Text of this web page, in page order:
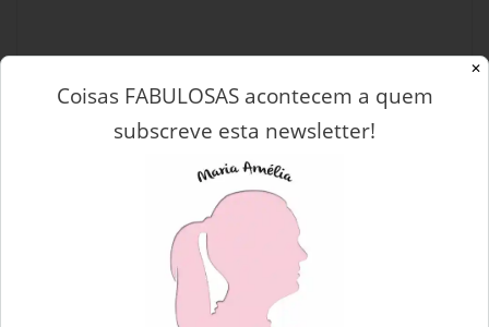
✕
Coisas FABULOSAS acontecem a quem
subscreve esta newsletter!